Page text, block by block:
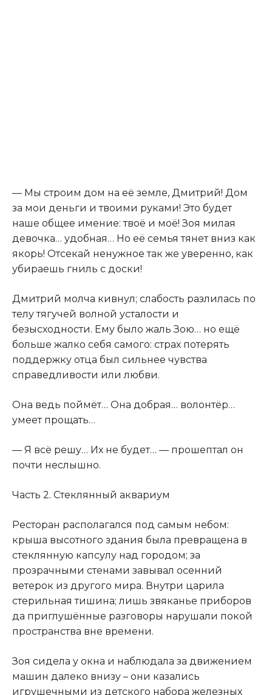
— Мы строим дом на её земле, Дмитрий! Дом
за мои деньги и твоими руками! Это будет
наше общее имение: твоё и моё! Зоя милая
девочка… удобная… Но её семья тянет вниз как
якорь! Отсекай ненужное так же уверенно, как
убираешь гниль с доски!
Дмитрий молча кивнул; слабость разлилась по
телу тягучей волной усталости и
безысходности. Ему было жаль Зою… но ещё
больше жалко себя самого: страх потерять
поддержку отца был сильнее чувства
справедливости или любви.
Она ведь поймёт… Она добрая… волонтёр…
умеет прощать…
— Я всё решу… Их не будет… — прошептал он
почти неслышно.
Часть 2. Стеклянный аквариум
Ресторан располагался под самым небом:
крыша высотного здания была превращена в
стеклянную капсулу над городом; за
прозрачными стенами завывал осенний
ветерок из другого мира. Внутри царила
стерильная тишина; лишь звяканье приборов
да приглушённые разговоры нарушали покой
пространства вне времени.
Зоя сидела у окна и наблюдала за движением
машин далеко внизу – они казались
игрушечными из детского набора железных